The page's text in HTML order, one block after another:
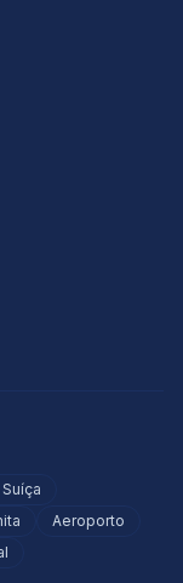
Aeroporto